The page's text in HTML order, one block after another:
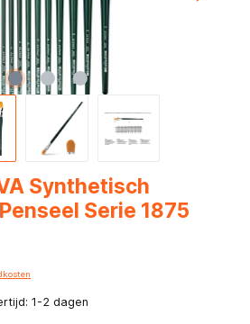
Synthetisch
Serie 1875
1-2 dagen